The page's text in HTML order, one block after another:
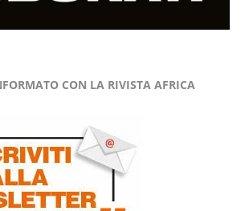
CON LA RIVISTA AFRICA